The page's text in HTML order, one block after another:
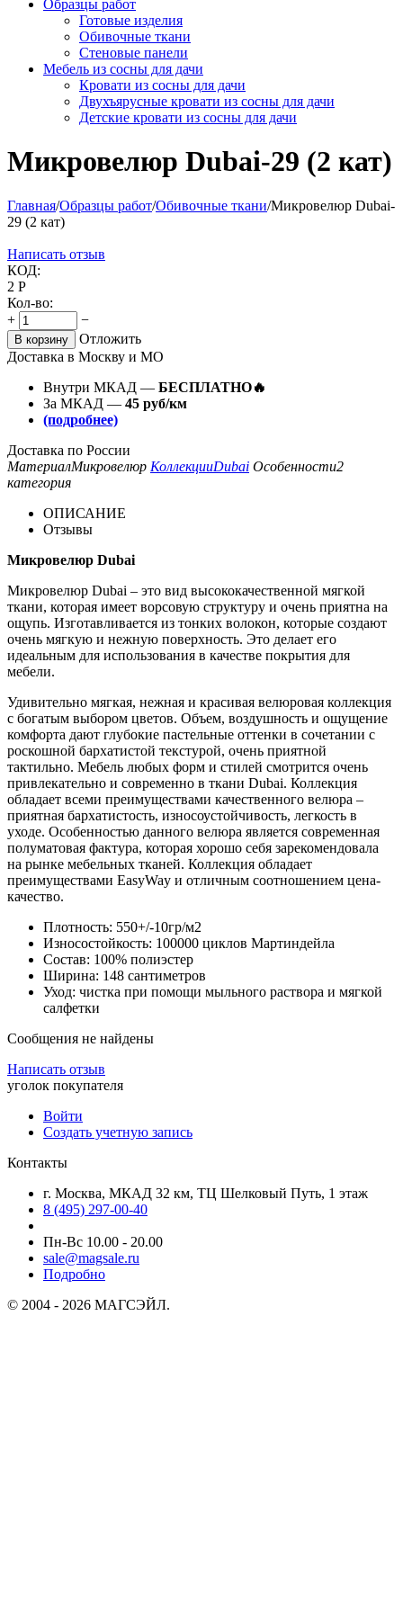
Образцы работ
Готовые изделия
Обивочные ткани
Стеновые панели
Мебель из сосны для дачи
Кровати из сосны для дачи
Двухъярусные кровати из сосны для дачи
Детские кровати из сосны для дачи
Микровелюр Dubai-29 (2 кат)
Главная/Образцы работ/Обивочные ткани/Микровелюр Dubai-
29 (2 кат)
Написать отзыв
КОД:
2 Р
Кол-во:
+
−
В корзину
Отложить
Доставка в Москву и МО
Внутри МКАД — БЕСПЛАТНО🔥
За МКАД — 45 руб/км
(подробнее)
Доставка по России
МатериалМикровелюр КоллекцииDubai Особенности2
категория
ОПИСАНИЕ
Отзывы
Микровелюр Dubai
Микровелюр Dubai – это вид высококачественной мягкой
ткани, которая имеет ворсовую структуру и очень приятна на
ощупь. Изготавливается из тонких волокон, которые создают
очень мягкую и нежную поверхность. Это делает его
идеальным для использования в качестве покрытия для
мебели.
Удивительно мягкая, нежная и красивая велюровая коллекция
с богатым выбором цветов. Объем, воздушность и ощущение
комфорта дают глубокие пастельные оттенки в сочетании с
роскошной бархатистой текстурой, очень приятной
тактильно. Мебель любых форм и стилей смотрится очень
привлекательно и современно в ткани Dubai. Коллекция
обладает всеми преимуществами качественного велюра –
приятная бархатистость, износоустойчивость, легкость в
уходе. Особенностью данного велюра является современная
полуматовая фактура, которая хорошо себя зарекомендовала
на рынке мебельных тканей. Коллекция обладает
преимуществами EasyWay и отличным соотношением цена-
качество.
Плотность: 550+/-10гр/м2
Износостойкость: 100000 циклов Мартиндейла
Состав: 100% полиэстер
Ширина: 148 сантиметров
Уход: чистка при помощи мыльного раствора и мягкой
салфетки
Сообщения не найдены
Написать отзыв
уголок покупателя
Войти
Создать учетную запись
Контакты
г. Москва, МКАД 32 км, ТЦ Шелковый Путь, 1 этаж
8 (495) 297-00-40
Пн-Вс 10.00 - 20.00
sale@magsale.ru
Подробно
© 2004 - 2026 МАГСЭЙЛ.